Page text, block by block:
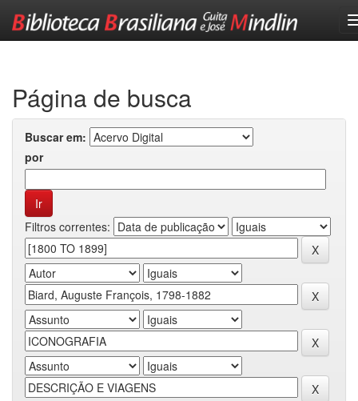
Página de busca
Buscar em:
por
Filtros correntes: